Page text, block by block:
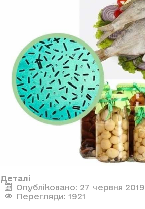
Деталі
Опубліковано: 27 червня 2019
Перегляди: 1921